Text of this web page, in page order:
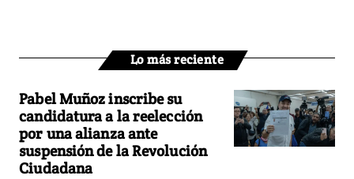
Lo más reciente
Pabel Muñoz inscribe su
candidatura a la reelección
por una alianza ante
suspensión de la Revolución
Ciudadana